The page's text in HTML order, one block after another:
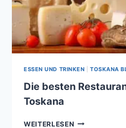
ESSEN UND TRINKEN |TOSKANA
Die besten
Toskana
WEITERLESEN DIE